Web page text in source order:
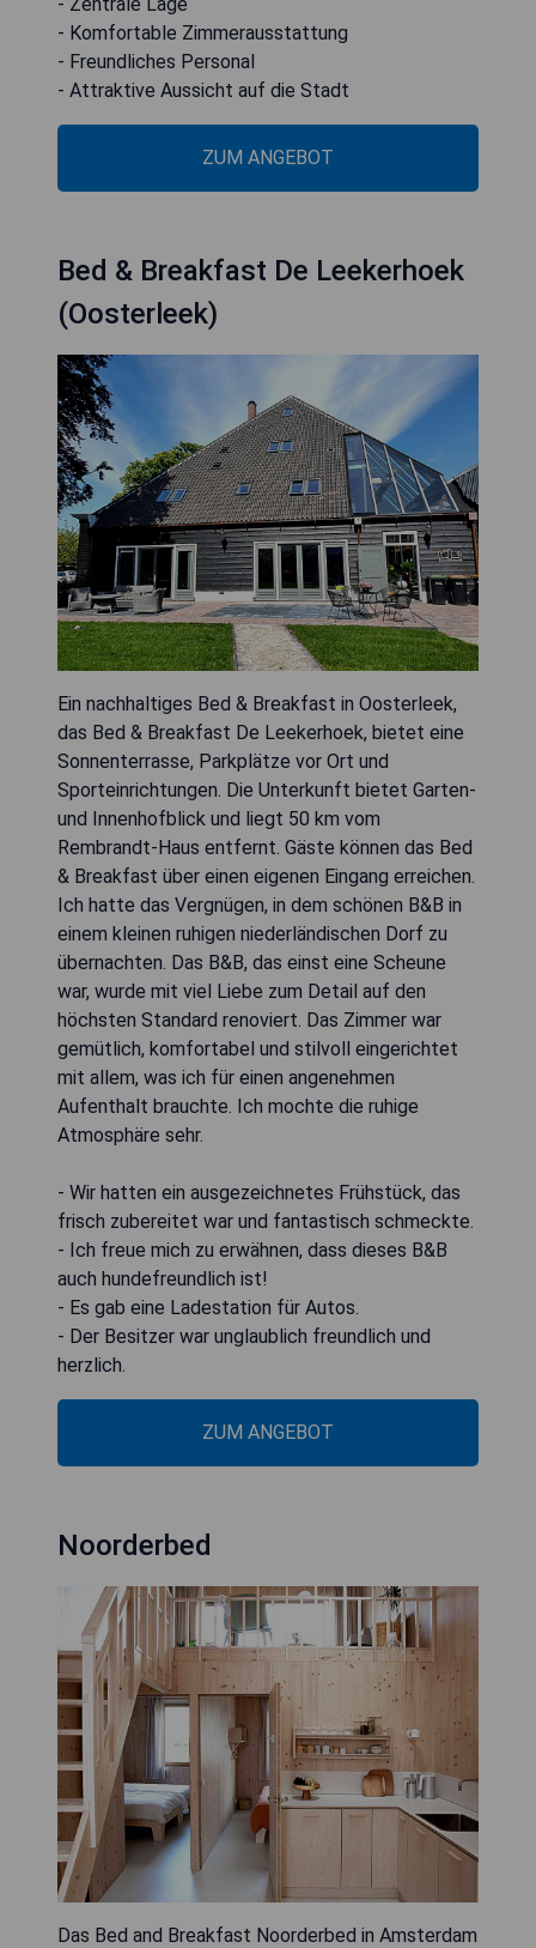
- Komfortable Zimmerausstattung
- Freundliches Personal
- Attraktive Aussicht auf die Stadt
ZUM ANGEBOT
Bed & Breakfast De Leekerhoek
(Oosterleek)
Ein nachhaltiges Bed & Breakfast in Oosterleek,
das Bed & Breakfast De Leekerhoek, bietet eine
Sonnenterrasse, Parkplätze vor Ort und
Sporteinrichtungen. Die Unterkunft bietet Garten-
und Innenhofblick und liegt 50 km vom
Rembrandt-Haus entfernt. Gäste können das Bed
& Breakfast über einen eigenen Eingang erreichen.
Ich hatte das Vergnügen, in dem schönen B&B in
einem kleinen ruhigen niederländischen Dorf zu
übernachten. Das B&B, das einst eine Scheune
war, wurde mit viel Liebe zum Detail auf den
höchsten Standard renoviert. Das Zimmer war
gemütlich, komfortabel und stilvoll eingerichtet
mit allem, was ich für einen angenehmen
Aufenthalt brauchte. Ich mochte die ruhige
Atmosphäre sehr.
- Wir hatten ein ausgezeichnetes Frühstück, das
frisch zubereitet war und fantastisch schmeckte.
- Ich freue mich zu erwähnen, dass dieses B&B
auch hundefreundlich ist!
- Es gab eine Ladestation für Autos.
- Der Besitzer war unglaublich freundlich und
herzlich.
ZUM ANGEBOT
Noorderbed
Das Bed and Breakfast Noorderbed in Amsterdam